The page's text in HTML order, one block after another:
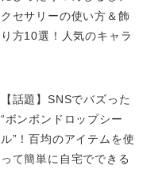
クセサリーの使い方＆飾
り方10選！人気のキャラ
【話題】SNSでバズった
“ボンボンドロップシー
ル”！百均のアイテムを使
って簡単に自宅でできる